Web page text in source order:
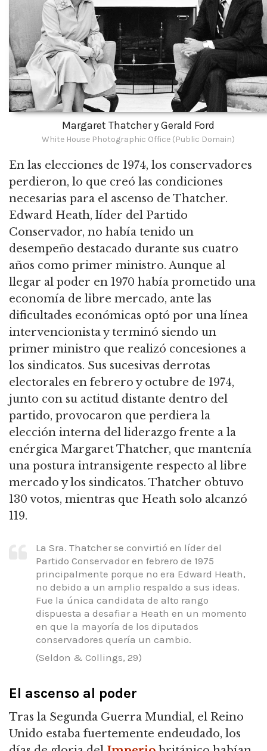
Margaret Thatcher y Gerald Ford
White House Photographic Office (Public Domain)
En las elecciones de 1974, los conservadores
perdieron, lo que creó las condiciones
necesarias para el ascenso de Thatcher.
Edward Heath, líder del Partido
Conservador, no había tenido un
desempeño destacado durante sus cuatro
años como primer ministro. Aunque al
llegar al poder en 1970 había prometido una
economía de libre mercado, ante las
dificultades económicas optó por una línea
intervencionista y terminó siendo un
primer ministro que realizó concesiones a
los sindicatos. Sus sucesivas derrotas
electorales en febrero y octubre de 1974,
junto con su actitud distante dentro del
partido, provocaron que perdiera la
elección interna del liderazgo frente a la
enérgica Margaret Thatcher, que mantenía
una postura intransigente respecto al libre
mercado y los sindicatos. Thatcher obtuvo
130 votos, mientras que Heath solo alcanzó
119.
La Sra. Thatcher se convirtió en líder del
Partido Conservador en febrero de 1975
principalmente porque no era Edward Heath,
no debido a un amplio respaldo a sus ideas.
Fue la única candidata de alto rango
dispuesta a desafiar a Heath en un momento
en que la mayoría de los diputados
conservadores quería un cambio.
(Seldon & Collings, 29)
El ascenso al poder
Tras la Segunda Guerra Mundial, el Reino
Unido estaba fuertemente endeudado, los